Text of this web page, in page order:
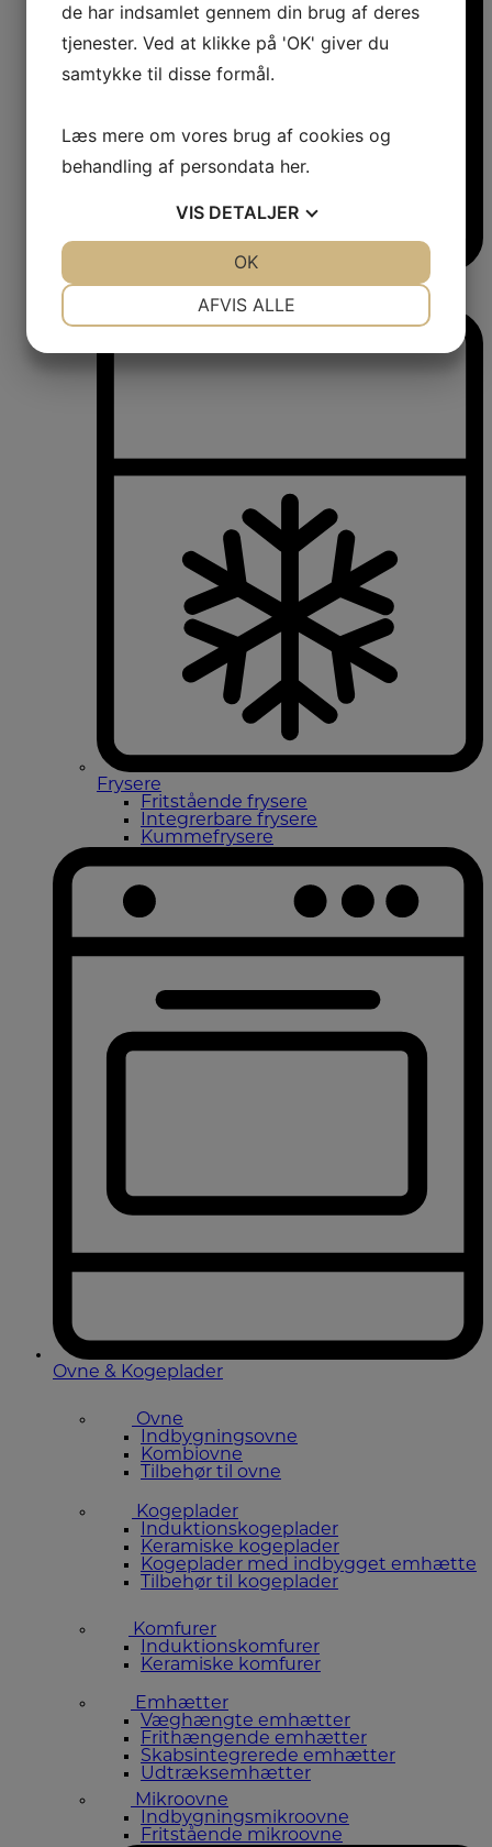
Vinkøleskabe
Vinkøleskabe
Frysere
Fritstående frysere
Integrerbare frysere
Kummefrysere
Ovne & Kogeplader
Ovne
Indbygningsovne
Kombiovne
Tilbehør til ovne
Kogeplader
Induktionskogeplader
Keramiske kogeplader
Kogeplader med indbygget emhætte
Tilbehør til kogeplader
Komfurer
Induktionskomfurer
Keramiske komfurer
Emhætter
Væghængte emhætter
Frithængende emhætter
Skabsintegrerede emhætter
Udtræksemhætter
Mikroovne
Indbygningsmikroovne
Fritstående mikroovne
de har indsamlet gennem din brug af deres
tjenester. Ved at klikke på 'OK' giver du
samtykke til disse formål.
Læs mere om vores brug af cookies og
behandling af persondata her.
VIS DETALJER
AFVIS ALLE
OK